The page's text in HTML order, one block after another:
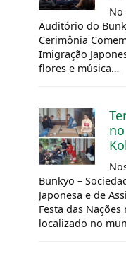
No
Auditório do
Cerimônia
Imigração
flores e música…
Bunkyo –
Japonesa e de
Festa das
localizado no